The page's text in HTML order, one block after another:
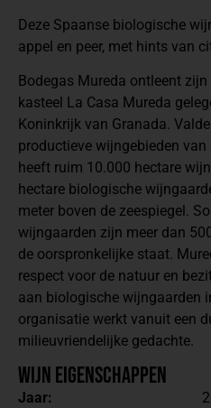
Deze Spaanse biologische
appel en peer, met hints van
Bodegas Mureda ontleent
kasteel La Casa Mureda
Koninkrijk van Granada.
productieve wijngebieden
heeft ruim 10.000 hectare
hectare biologische
meter boven de zeespiegel.
wijngaarden zijn meer dan
de oorspronkelijke staat.
respect voor de natuur en
aan biologische wijngaarden
organisatie werkt vanuit een
milieuvriendelijke gedachte.
Wijn Eigenschappen
Jaar: